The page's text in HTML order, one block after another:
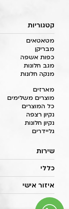
קטגוריות
מטאטאים
מבריקן
כפות אשפה
מגב חלונות
מנקה חלונות
מארזים
מוצרים משלימים
כל המוצרים
נקיון רצפה
נקיון חלונות
גליידרים
שירות
כללי
איזור אישי